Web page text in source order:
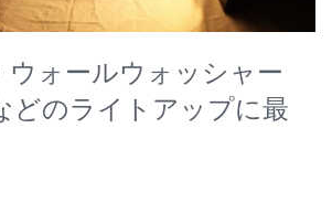
ウォールウォッシャー
どのライトアップに最